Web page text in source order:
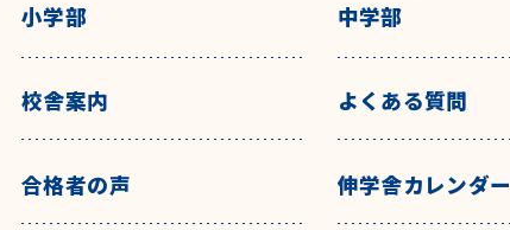
小学部 中学部
校舎案内 よくある質問
合格者の声 伸学舎カレンダー